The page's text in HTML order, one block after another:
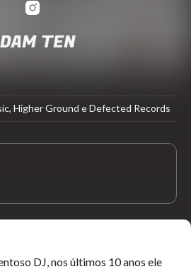
TEN
Higher Ground e Defected Records
DJ, nos últimos 10 anos ele